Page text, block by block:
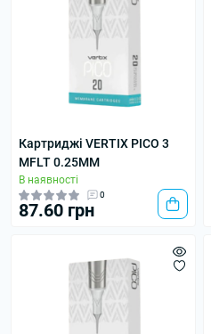
Картриджі VERTIX PICO 3
MFLT 0.25MM
В наявності
0
87.60 грн